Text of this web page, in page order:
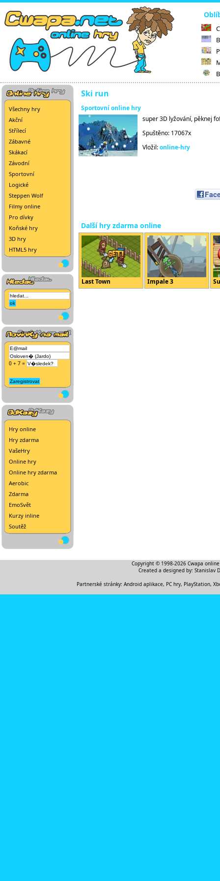
Všechny hry
Akční
Střílecí
Zábavné
Skákací
Závodní
Sportovní
Logické
Steppen Wolf
Filmy online
Pro dívky
Koňské hry
3D hry
HTML5 hry
0 + 7 =
Hry online
Hry zdarma
VašeHry
Online hry
Online hry zdarma
Aerobic
Zdarma
EmoSvět
Kurzy inline
Soutěž
Ski run
Sportovní online hry
super 3D lyžování, pěknej
Spuštěno: 17067x
Vložil:online-hry
Další hry zdarma online
Last Town Impale 3
Copyright © 1998-2026 Cwapa
Created a designed by: Stanislav
Partnerské stránky: Android aplikace, PC hry, PlayStation,